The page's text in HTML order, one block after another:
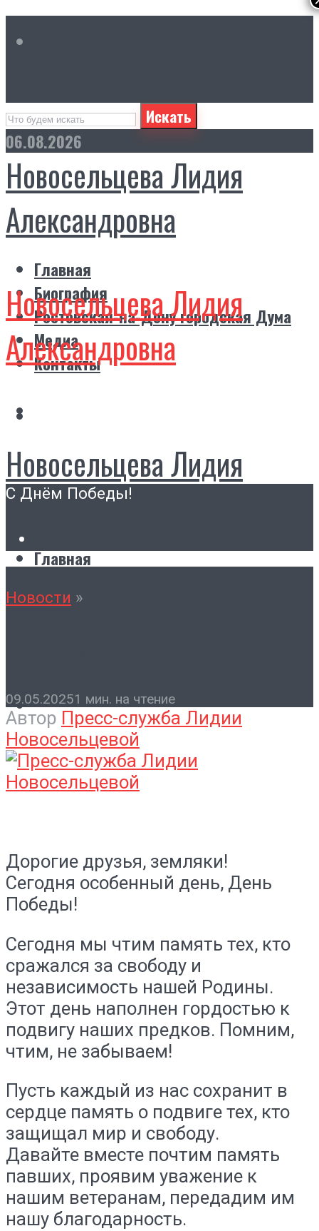
Искать
06.08.2026
Новосельцева Лидия
Александровна
Главная
Биография
Ростовская-на-Дону городская Дума
Медиа
Контакты
Новосельцева Лидия
Александровна
Новосельцева Лидия
Александровна
Главная
Ростовская-на-Дону городская Дума
С Днём Победы!
Новости »
09.05.20251 мин. на чтение
Автор Пресс-служба Лидии
Новосельцевой
Дорогие друзья, земляки!
Сегодня особенный день, День
Победы!
Сегодня мы чтим память тех, кто
сражался за свободу и
независимость нашей Родины.
Этот день наполнен гордостью к
подвигу наших предков. Помним,
чтим, не забываем!
Пусть каждый из нас сохранит в
сердце память о подвиге тех, кто
защищал мир и свободу.
Давайте вместе почтим память
павших, проявим уважение к
нашим ветеранам, передадим им
нашу благодарность.